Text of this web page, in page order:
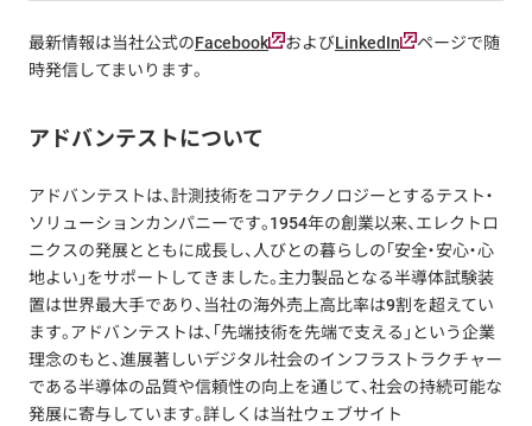
最新情報は当社公式のFacebook およびLinkedIn
ページで随
時発信してまいります。
アドバンテストについて
アドバンテストは、計測技術をコアテクノロジーとするテスト・
ソリューションカンパニーです。1954年の創業以来、エレクトロ
ニクスの発展とともに成長し、人びとの暮らしの「安全・安心・心
地よい」をサポートしてきました。主力製品となる半導体試験装
置は世界最大手であり、当社の海外売上高比率は9割を超えてい
ます。アドバンテストは、「先端技術を先端で支える」という企業
理念のもと、進展著しいデジタル社会のインフラストラクチャー
である半導体の品質や信頼性の向上を通じて、社会の持続可能な
発展に寄与しています。詳しくは当社ウェブサイト